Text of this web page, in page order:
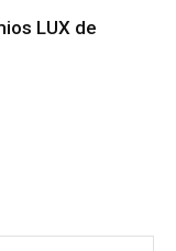
LUX de